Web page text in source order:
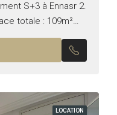
S+3 à Ennasr 2.
totale : 109m²
LOCATION